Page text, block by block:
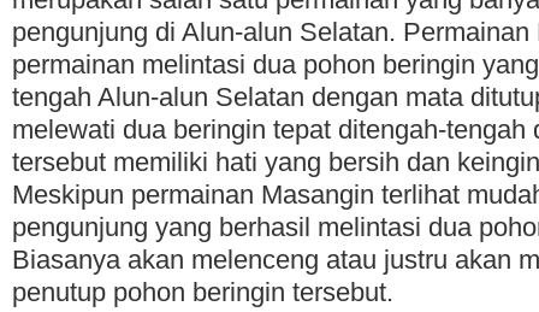
pengunjung di Alun-alun Selatan.
permainan melintasi dua pohon beringin
tengah Alun-alun Selatan dengan mata
melewati dua beringin tepat ditengah-tengah
tersebut memiliki hati yang bersih dan
Meskipun permainan Masangin terlihat
pengunjung yang berhasil melintasi dua
Biasanya akan melenceng atau justru akan
penutup pohon beringin tersebut.